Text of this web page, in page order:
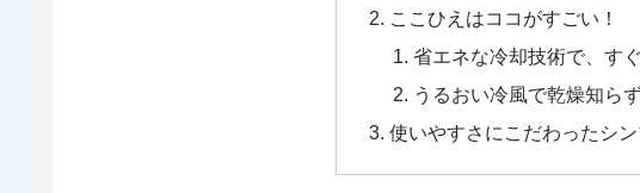
ここひえはココがすごい！
省エネな冷却技術で、す
うるおい冷風で乾燥知らず
使いやすさにこだわったシ